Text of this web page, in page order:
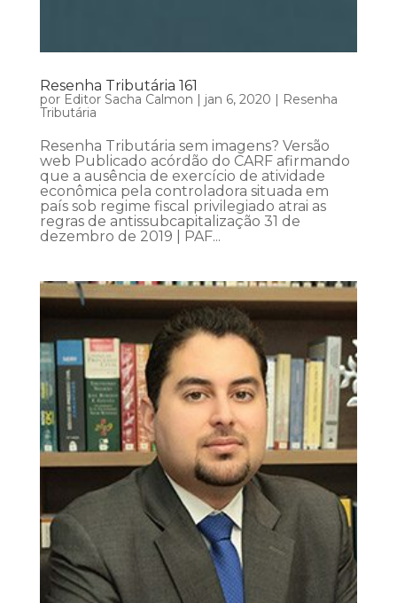
Resenha Tributária 161
por Editor Sacha Calmon | jan 6, 2020 | Resenha
Tributária
Resenha Tributária sem imagens? Versão
web Publicado acórdão do CARF afirmando
que a ausência de exercício de atividade
econômica pela controladora situada em
país sob regime fiscal privilegiado atrai as
regras de antissubcapitalização 31 de
dezembro de 2019 | PAF...